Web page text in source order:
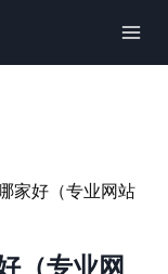
家好（专业网站
（专业网